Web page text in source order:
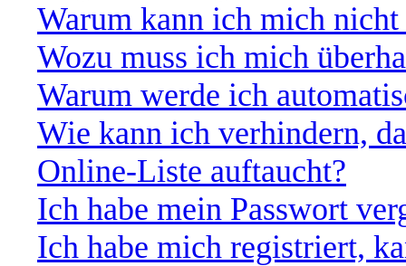
Warum kann ich mich nicht
Wozu muss ich mich
Warum werde ich
Wie kann ich verhindern,
Online-Liste auftaucht?
Ich habe mein Passwort
Ich habe mich registriert,